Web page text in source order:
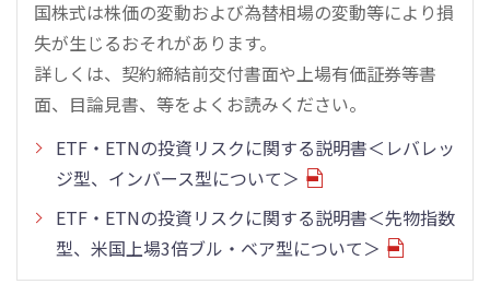
国株式は株価の変動および為替相場の変動等により損
失が生じるおそれがあります。
詳しくは、契約締結前交付書面や上場有価証券等書
面、目論見書、等をよくお読みください。
ETF・ETNの投資リスクに関する説明書＜レバレッ
ジ型、インバース型について＞
ETF・ETNの投資リスクに関する説明書＜先物指数
型、米国上場3倍ブル・ベア型について＞